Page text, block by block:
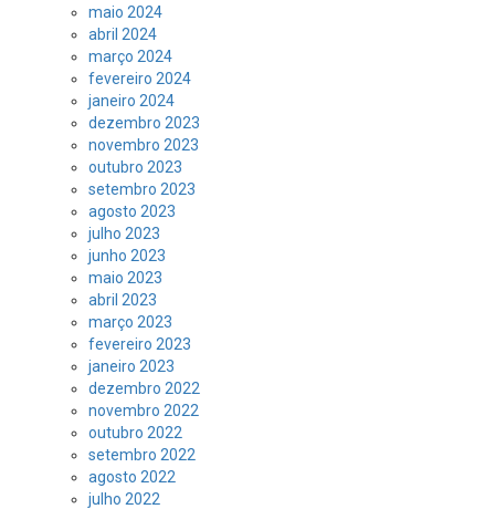
maio 2024
abril 2024
março 2024
fevereiro 2024
janeiro 2024
dezembro 2023
novembro 2023
outubro 2023
setembro 2023
agosto 2023
julho 2023
junho 2023
maio 2023
abril 2023
março 2023
fevereiro 2023
janeiro 2023
dezembro 2022
novembro 2022
outubro 2022
setembro 2022
agosto 2022
julho 2022